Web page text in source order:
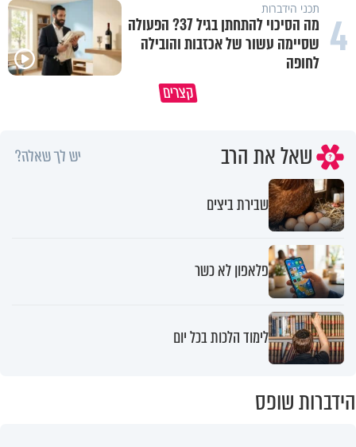
4 תכני הידברות
מה הסיכוי להתחתן בגיל 37? הפעולה
שסיימה עשור של אכזבות והובילה
לחופה
קצרים
שאל את הרב יש לך שאלה?
שבירת ביצים
פלאפון לא כשר
לימוד הלכות בכל יום
הידברות שופס